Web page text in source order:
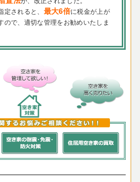
されると、 最大6倍に税金が上が
ので、適切な管理をお勧めいたしま